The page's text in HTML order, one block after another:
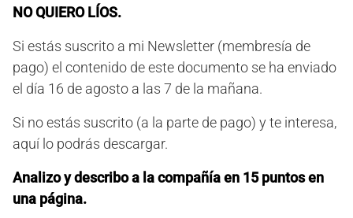
NO QUIERO LÍOS.
Si estás suscrito a mi Newsletter (membresía de
pago) el contenido de este documento se ha enviado
el día 16 de agosto a las 7 de la mañana.
Si no estás suscrito (a la parte de pago) y te interesa,
aquí lo podrás descargar.
Analizo y describo a la compañía en 15 puntos en
una página.